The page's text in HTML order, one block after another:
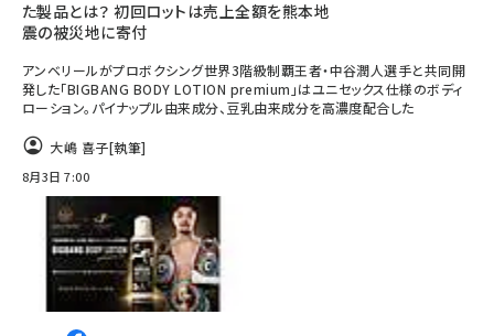
た製品とは？ 初回ロットは売上全額を熊本地
震の被災地に寄付
アンベリールがプロボクシング世界3階級制覇王者・中谷潤人選手と共同開
発した「BIGBANG BODY LOTION premium」はユニセックス仕様のボディ
ローション。パイナップル由来成分、豆乳由来成分を高濃度配合した
大嶋 喜子[執筆]
8月3日 7:00